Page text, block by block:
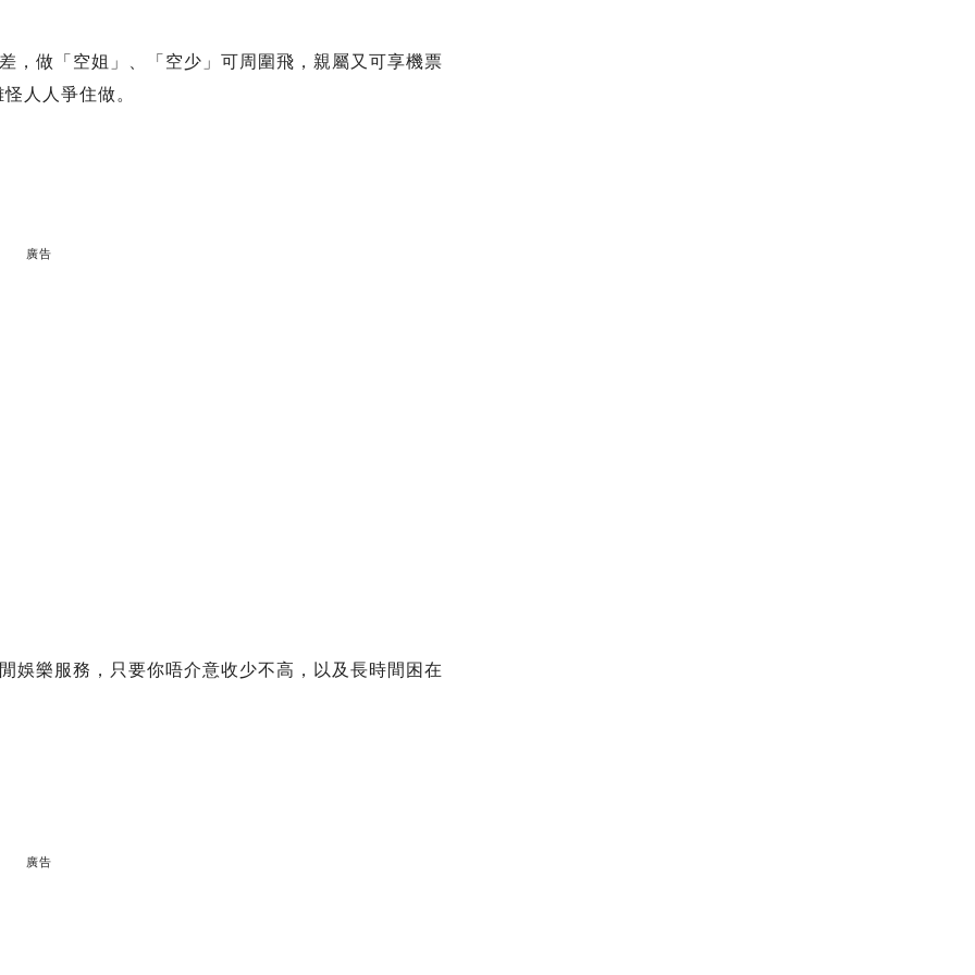
，做「空姐」、「空少」可周圍飛，親屬又可享機票
人人爭住做。
廣告
娛樂服務，只要你唔介意收少不高，以及長時間困在
廣告